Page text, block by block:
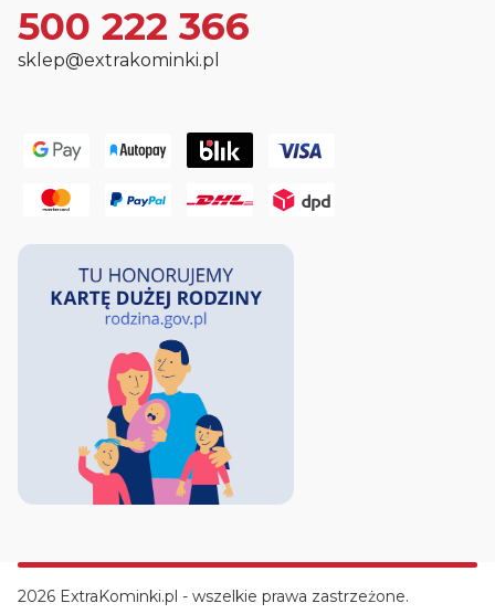
500 222 366
sklep@extrakominki.pl
2026 ExtraKominki.pl - wszelkie prawa zastrzeżone.